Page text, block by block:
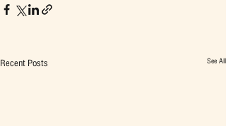
Recent Posts See All